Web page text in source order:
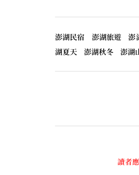
澎湖民宿 澎湖旅遊 澎
湖夏天 澎湖秋冬 澎湖
讀者